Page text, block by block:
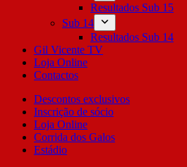
Resultados Sub 15
Sub 14
Resultados Sub 14
Gil Vicente TV
Loja Online
Contactos
Descontos exclusivos
Inscrição de sócio
Loja Online
Corrida dos Galos
Estádio